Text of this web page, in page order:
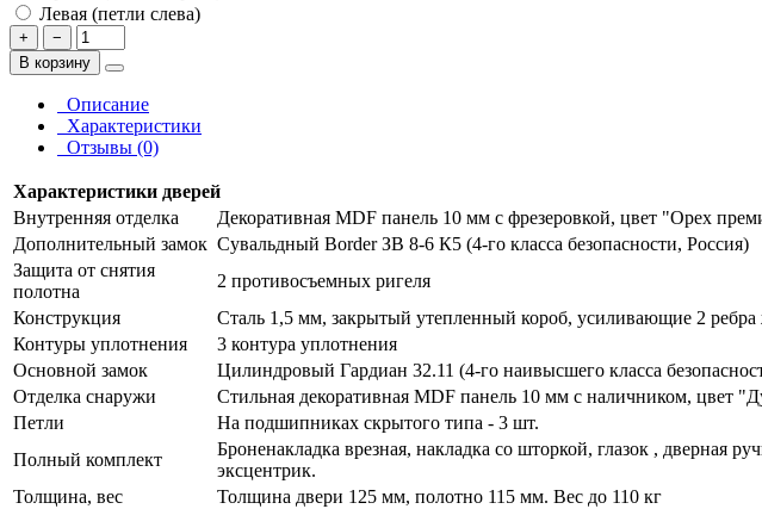
Левая (петли слева)
+
−
В корзину
Описание
Характеристики
Отзывы (0)
Характеристики дверей
Внутренняя отделка
Декоративная MDF панель 10 мм с фрезеровкой, цвет "Орех
Дополнительный замок Сувальдный Border ЗВ 8-6 К5 (4-го класса безопасности, Россия)
Защита от снятия
полотна
2 противосъемных ригеля
Конструкция
Сталь 1,5 мм, закрытый утепленный короб, усиливающие 2
Контуры уплотнения
3 контура уплотнения
Основной замок
Цилиндровый Гардиан 32.11 (4-го наивысшего класса
Отделка снаружи
Стильная декоративная MDF панель 10 мм с наличником, цвет
Петли
На подшипниках скрытого типа - 3 шт.
Полный комплект
Броненакладка врезная, накладка со шторкой, глазок , дверная
эксцентрик.
Толщина, вес
Толщина двери 125 мм, полотно 115 мм. Вес до 110 кг